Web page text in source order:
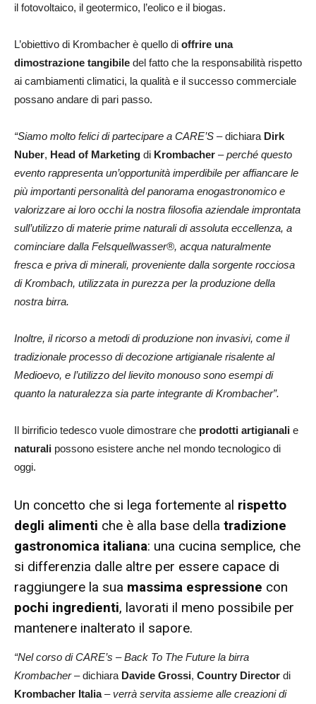
il fotovoltaico, il geotermico, l’eolico e il biogas.
L’obiettivo di Krombacher è quello di offrire una
dimostrazione tangibile del fatto che la responsabilità rispetto
ai cambiamenti climatici, la qualità e il successo commerciale
possano andare di pari passo.
“Siamo molto felici di partecipare a CARE’S – dichiara Dirk
Nuber, Head of Marketing di Krombacher –perché questo
evento rappresenta un’opportunità imperdibile per affiancare le
più importanti personalità del panorama enogastronomico e
valorizzare ai loro occhi la nostra filosofia aziendale improntata
sull’utilizzo di materie prime naturali di assoluta eccellenza, a
cominciare dalla Felsquellwasser®, acqua naturalmente
fresca e priva di minerali, proveniente dalla sorgente rocciosa
di Krombach, utilizzata in purezza per la produzione della
nostra birra.
Inoltre, il ricorso a metodi di produzione non invasivi, come il
tradizionale processo di decozione artigianale risalente al
Medioevo, e l’utilizzo del lievito monouso sono esempi di
quanto la naturalezza sia parte integrante di Krombacher”.
Il birrificio tedesco vuole dimostrare che prodotti artigianali e
naturali possono esistere anche nel mondo tecnologico di
oggi.
Un concetto che si lega fortemente al rispetto
degli alimenti che è alla base della tradizione
gastronomica italiana: una cucina semplice, che
si differenzia dalle altre per essere capace di
raggiungere la sua massima espressione con
pochi ingredienti, lavorati il meno possibile per
mantenere inalterato il sapore.
“Nel corso di CARE’s – Back To The Future la birra
Krombacher– dichiara Davide Grossi, Country Director di
Krombacher Italia– verrà servita assieme alle creazioni di